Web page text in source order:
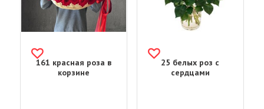
161 красная роза в
корзине
25 белых роз с
сердцами